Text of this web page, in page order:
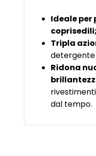
Ideale per
coprisedili;
Tripla
Ridona
dal tempo.